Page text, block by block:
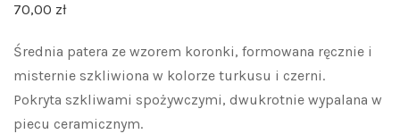
70,00 zł
Średnia patera ze wzorem koronki, formowana ręcznie i
misternie szkliwiona w kolorze turkusu i czerni.
Pokryta szkliwami spożywczymi, dwukrotnie wypalana w
piecu ceramicznym.